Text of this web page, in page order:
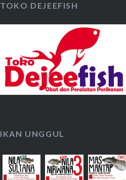
TOKO DEJEEFISH
IKAN UNGGUL